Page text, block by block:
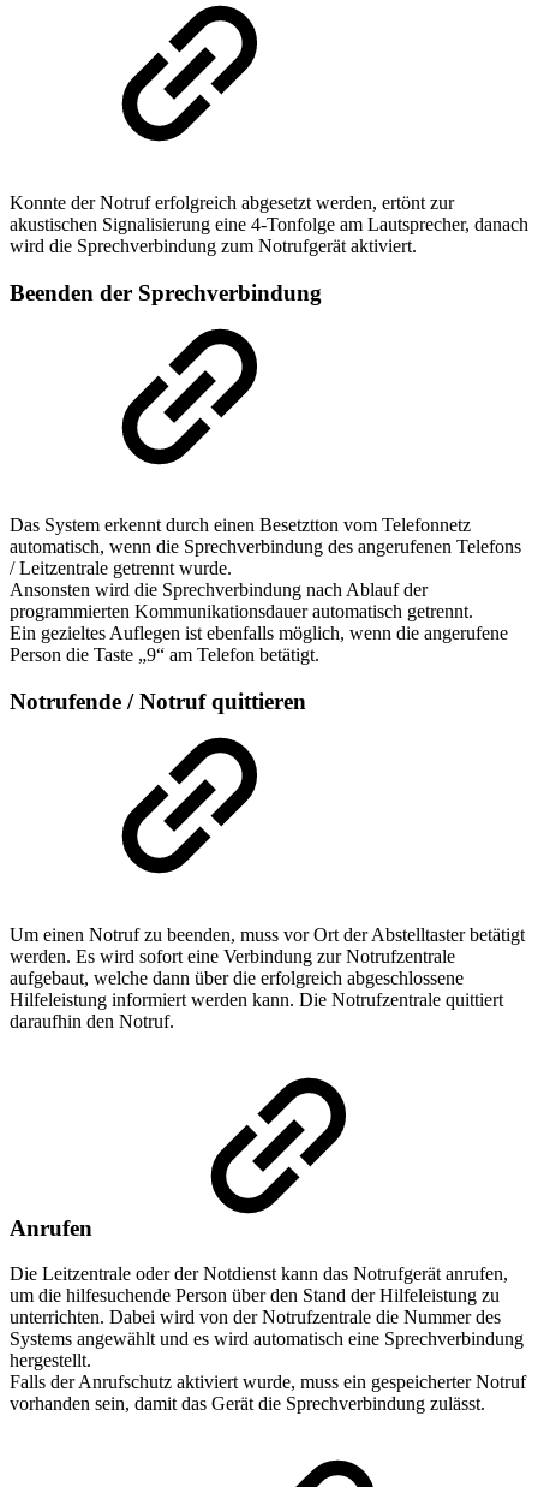
Konnte der Notruf erfolgreich abgesetzt werden, ertönt zur
akustischen Signalisierung eine 4-Tonfolge am Lautsprecher, danach
wird die Sprechverbindung zum Notrufgerät aktiviert.
Beenden der Sprechverbindung
Das System erkennt durch einen Besetztton vom Telefonnetz
automatisch, wenn die Sprechverbindung des angerufenen Telefons
/ Leitzentrale getrennt wurde.
Ansonsten wird die Sprechverbindung nach Ablauf der
programmierten Kommunikationsdauer automatisch getrennt.
Ein gezieltes Auflegen ist ebenfalls möglich, wenn die angerufene
Person die Taste „9“ am Telefon betätigt.
Notrufende / Notruf quittieren
Um einen Notruf zu beenden, muss vor Ort der Abstelltaster betätigt
werden. Es wird sofort eine Verbindung zur Notrufzentrale
aufgebaut, welche dann über die erfolgreich abgeschlossene
Hilfeleistung informiert werden kann. Die Notrufzentrale quittiert
daraufhin den Notruf.
Anrufen
Die Leitzentrale oder der Notdienst kann das Notrufgerät anrufen,
um die hilfesuchende Person über den Stand der Hilfeleistung zu
unterrichten. Dabei wird von der Notrufzentrale die Nummer des
Systems angewählt und es wird automatisch eine Sprechverbindung
hergestellt.
Falls der Anrufschutz aktiviert wurde, muss ein gespeicherter Notruf
vorhanden sein, damit das Gerät die Sprechverbindung zulässt.